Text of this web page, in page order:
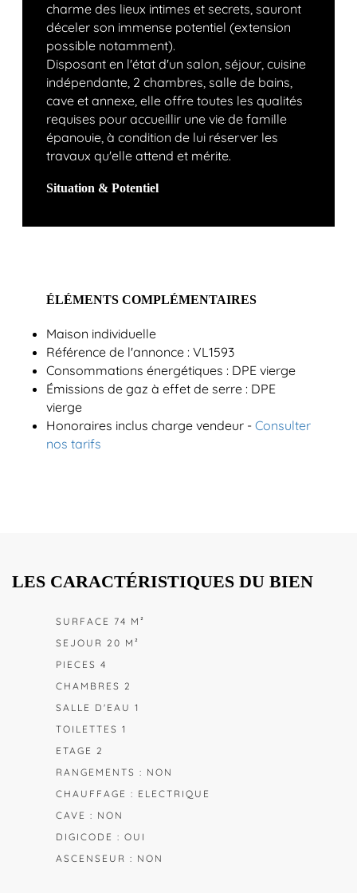
charme des lieux intimes et secrets, sauront
déceler son immense potentiel (extension
possible notamment).
Disposant en l'état d'un salon, séjour, cuisine
indépendante, 2 chambres, salle de bains,
cave et annexe, elle offre toutes les qualités
requises pour accueillir une vie de famille
épanouie, à condition de lui réserver les
travaux qu'elle attend et mérite.
Situation & Potentiel
ÉLÉMENTS COMPLÉMENTAIRES
Maison individuelle
Référence de l'annonce : VL1593
Consommations énergétiques : DPE vierge
Émissions de gaz à effet de serre : DPE
vierge
Honoraires inclus charge vendeur - Consulter
nos tarifs
LES CARACTÉRISTIQUES DU BIEN
SURFACE 74 M²
SEJOUR 20 M²
PIECES 4
CHAMBRES 2
SALLE D'EAU 1
TOILETTES 1
ETAGE 2
RANGEMENTS : NON
CHAUFFAGE : ELECTRIQUE
CAVE : NON
DIGICODE : OUI
ASCENSEUR : NON